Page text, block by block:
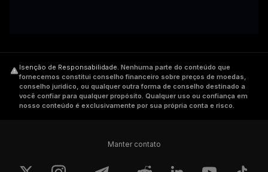
Isenção de Responsabilidade. Nenhuma parte do conteúdo que
fornecemos constitui conselho financeiro sobre preços de moedas,
conselho jurídico, ou qualquer outra forma de conselho destinado a
você confiar para qualquer propósito. Qualquer uso ou confiança em
nosso conteúdo é exclusivamente por sua própria conta e risco.
Manter contato